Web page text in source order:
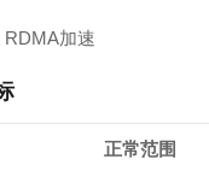
RDMA加速
正常范围